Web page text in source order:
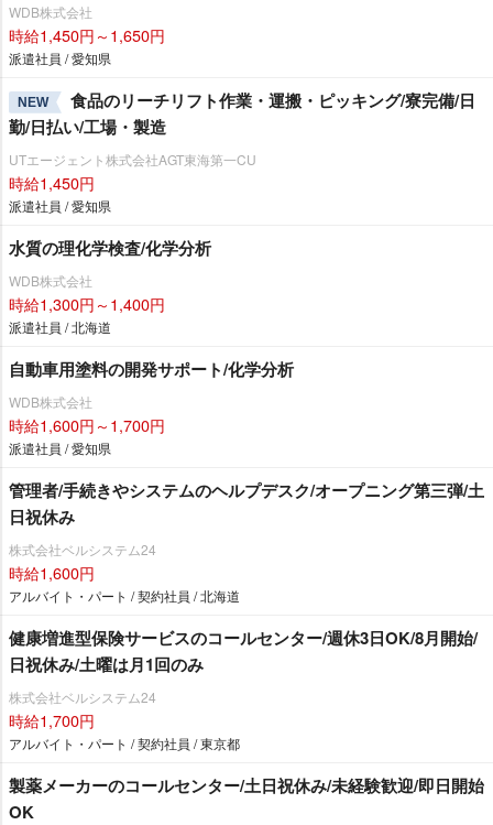
WDB株式会社
時給1,450円～1,650円
派遣社員 / 愛知県
NEW
食品のリーチリフト作業・運搬・ピッキング/寮完備/日
勤/日払い/工場・製造
UTエージェント株式会社AGT東海第一CU
時給1,450円
派遣社員 / 愛知県
水質の理化学検査/化学分析
WDB株式会社
時給1,300円～1,400円
派遣社員 / 北海道
自動車用塗料の開発サポート/化学分析
WDB株式会社
時給1,600円～1,700円
派遣社員 / 愛知県
管理者/手続きやシステムのヘルプデスク/オープニング第三弾/土
日祝休み
株式会社ベルシステム24
時給1,600円
アルバイト・パート / 契約社員 / 北海道
健康増進型保険サービスのコールセンター/週休3日OK/8月開始/
日祝休み/土曜は月1回のみ
株式会社ベルシステム24
時給1,700円
アルバイト・パート / 契約社員 / 東京都
製薬メーカーのコールセンター/土日祝休み/未経験歓迎/即日開始
OK